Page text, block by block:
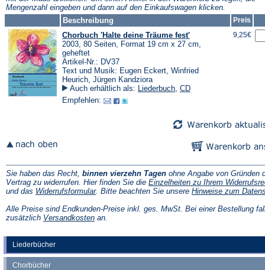
Liederbücher
Chorbücher
Mengenzahl eingeben und dann auf den Einkaufswagen klicken.
Beschreibung
Preis
Chorbuch 'Halte deine Träume fest'
2003, 80 Seiten, Format 19 cm x 27 cm,
geheftet
Artikel-Nr.: DV37
Text und Musik: Eugen Eckert, Winfried
Heurich, Jürgen Kandziora
Auch erhältlich als: Liederbuch, CD
Empfehlen:
9,25€
Sie haben das Recht, binnen vierzehn Tagen ohne Angabe von Gründen
Vertrag zu widerrufen. Hier finden Sie die Einzelheiten zu Ihrem
und das Widerrufsformular(Öffnet
einem
neuen
. Bitte beachten Sie unsere Hinweise zum
Alle Preise sind Endkunden-Preise inkl. ges. MwSt. Bei einer Bestellung
zusätzlich Versandkosten(Öffnet
an.